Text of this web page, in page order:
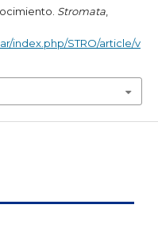
Stromata,
index.php/STRO/article/v